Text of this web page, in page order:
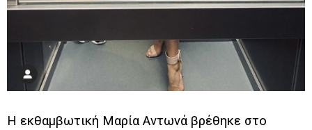
Η εκθαμβωτική Μαρία Αντωνά βρέθηκε στο